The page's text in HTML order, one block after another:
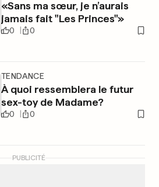
«Sans ma sœur, je n’aurais
jamais fait "Les Princes"»
0 0
TENDANCE
À quoi ressemblera le futur
sex-toy de Madame?
0 0
PUBLICITÉ